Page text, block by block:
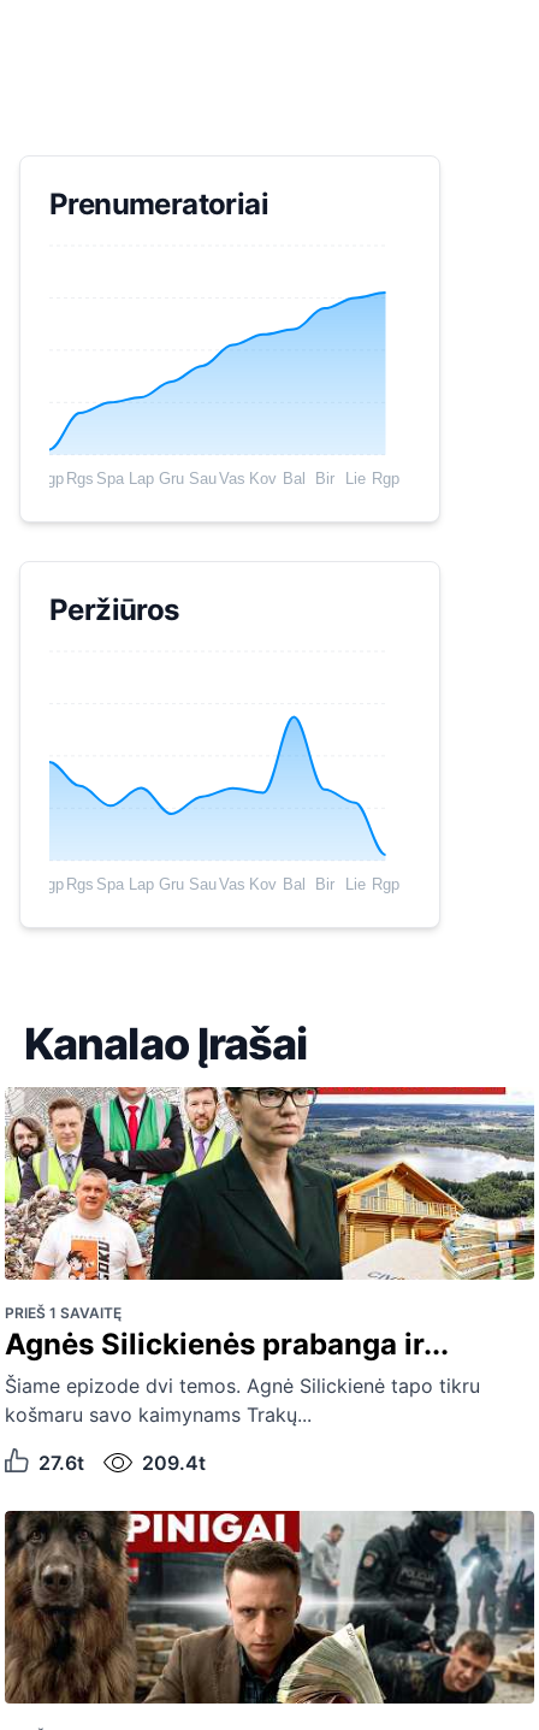
Prenumeratoriai
Rgp Rgs Spa Lap Gru SauVas Kov Bal Bir Lie Rgp
Peržiūros
Rgp Rgs Spa Lap Gru SauVas Kov Bal Bir Lie Rgp
Kanalao Įrašai
PRIEŠ 1 SAVAITĘ
Agnės Silickienės prabanga ir...
Šiame epizode dvi temos. Agnė Silickienė tapo tikru
košmaru savo kaimynams Trakų...
27.6t
209.4t